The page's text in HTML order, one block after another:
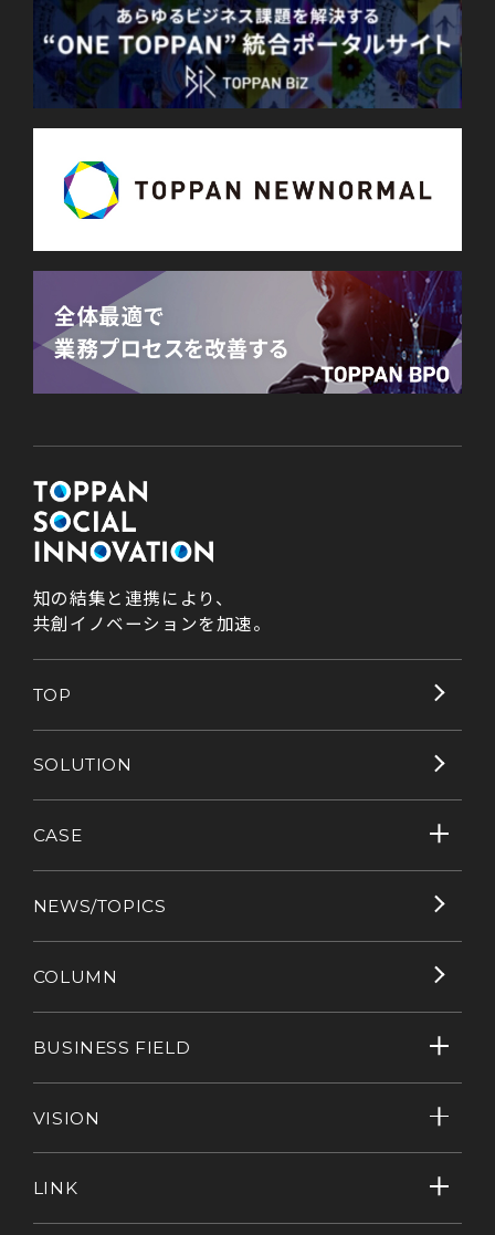
知の結集と連携により、
共創イノベーションを加速。
TOP
SOLUTION
CASE
NEWS/TOPICS
COLUMN
BUSINESS FIELD
VISION
LINK